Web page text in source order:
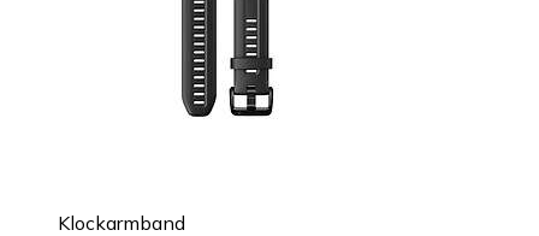
Klockarmband